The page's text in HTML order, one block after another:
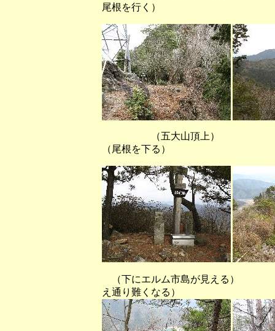
尾根を行く）
（五大山頂上）
（尾根を下る）
（下にエルム市島が見
え通り難くなる）